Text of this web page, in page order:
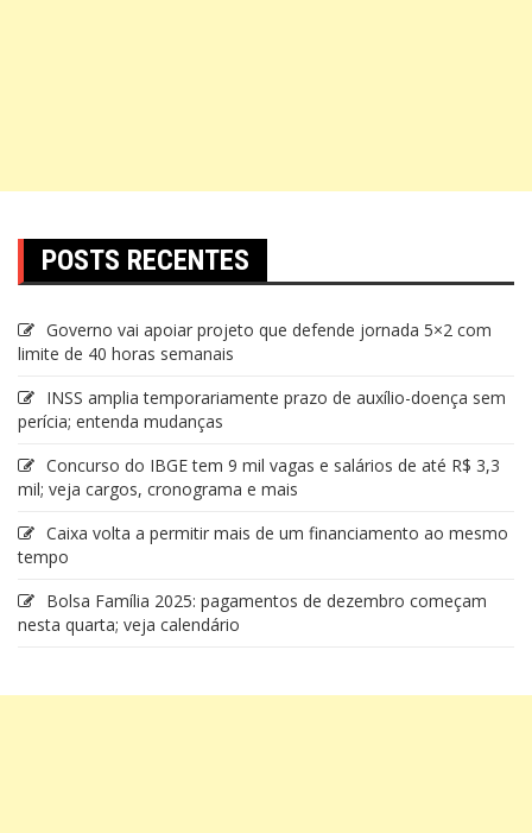
POSTS RECENTES
Governo vai apoiar projeto que defende jornada 5×2 com
limite de 40 horas semanais
INSS amplia temporariamente prazo de auxílio-doença sem
perícia; entenda mudanças
Concurso do IBGE tem 9 mil vagas e salários de até R$ 3,3
mil; veja cargos, cronograma e mais
Caixa volta a permitir mais de um financiamento ao mesmo
tempo
Bolsa Família 2025: pagamentos de dezembro começam
nesta quarta; veja calendário